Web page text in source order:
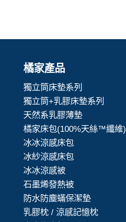
橘家產品
獨立筒床墊系列
獨立筒+乳膠床墊系列
天然系乳膠薄墊
橘家床包(100%天絲™纖維)
冰冰涼感床包
冰紗涼感床包
冰冰涼感被
石墨烯發熱被
防水防塵蟎保潔墊
乳膠枕 / 涼感記憶枕